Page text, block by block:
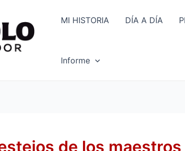
MI HISTORIA DÍA A DÍA
Informe
de los maestros